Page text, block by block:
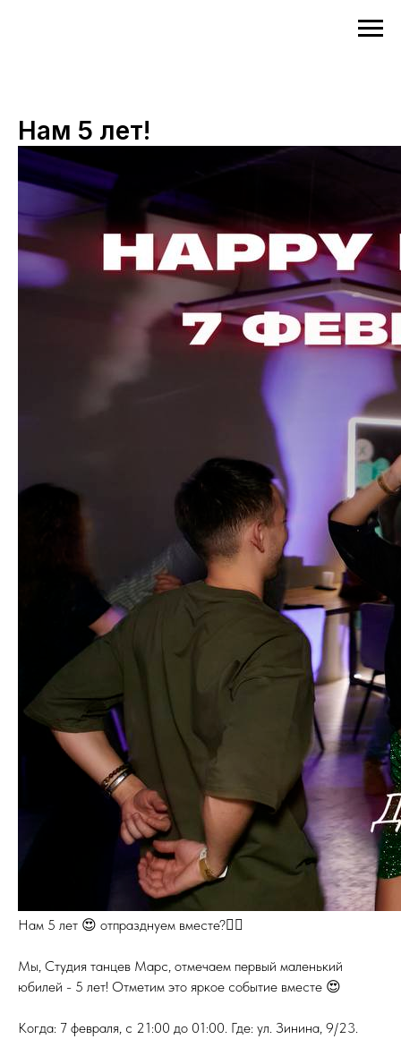
Нам 5 лет!
Нам 5 лет 😍 отпразднуем вместе?❤️‍🔥
Мы, Студия танцев Марс, отмечаем первый маленький
юбилей - 5 лет! Отметим это яркое событие вместе 😍
Когда: 7 февраля, с 21:00 до 01:00. Где: ул. Зинина, 9/23.